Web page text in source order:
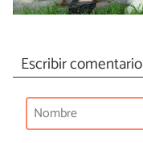
Escribir comentario